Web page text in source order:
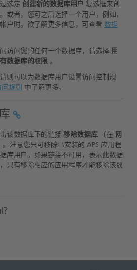
选定 创建新的数据库用户 复选框来创
或者，您可之后选择一个用户，例如，
户时。欲了解更多信息，可查看 数据
访问您的任何一个数据库，请选择 用
数据库的权限 。
则可以为数据库用户设置访问控制规
规则 中了解更多。
该数据库下的链接 移除数据库 （在 网
。注意您只可移除已安装的 APS 应用程
库用户。如果链接不可用，表示此数据
只有移除相应的应用程序才能移除该数